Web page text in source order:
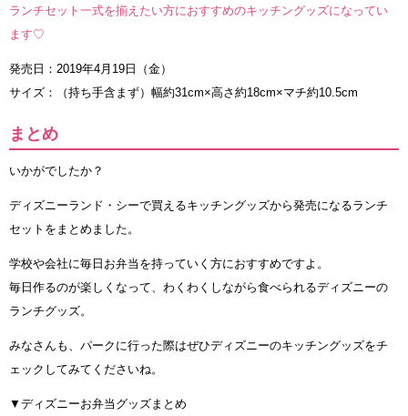
ランチセット一式を揃えたい方におすすめのキッチングッズになってい
ます♡
発売日：2019年4月19日（金）
サイズ：（持ち手含まず）幅約31cm×高さ約18cm×マチ約10.5cm
まとめ
いかがでしたか？
ディズニーランド・シーで買えるキッチングッズから発売になるランチ
セットをまとめました。
学校や会社に毎日お弁当を持っていく方におすすめですよ。
毎日作るのが楽しくなって、わくわくしながら食べられるディズニーの
ランチグッズ。
みなさんも、パークに行った際はぜひディズニーのキッチングッズをチ
ェックしてみてくださいね。
▼ディズニーお弁当グッズまとめ